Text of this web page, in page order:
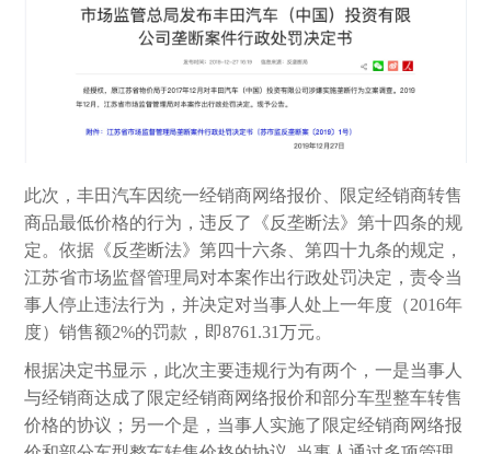
此次，丰田汽车因统一经销商网络报价、限定经销商转售
商品最低价格的行为，违反了《反垄断法》第十四条的规
定。依据《反垄断法》第四十六条、第四十九条的规定，
江苏省市场监督管理局对本案作出行政处罚决定，责令当
事人停止违法行为，并决定对当事人处上一年度（2016年
度）销售额2%的罚款，即8761.31万元。
根据决定书显示，此次主要违规行为有两个，一是当事人
与经销商达成了限定经销商网络报价和部分车型整车转售
价格的协议；另一个是，当事人实施了限定经销商网络报